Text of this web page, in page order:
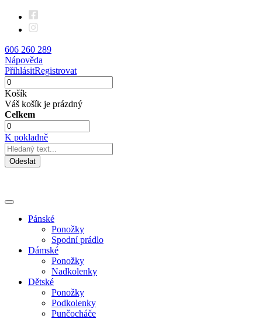
606 260 289
Nápověda
PřihlásitRegistrovat
Košík
Váš košík je prázdný
Celkem
K pokladně
Odeslat
Pánské
Ponožky
Spodní prádlo
Dámské
Ponožky
Nadkolenky
Dětské
Ponožky
Podkolenky
Punčocháče